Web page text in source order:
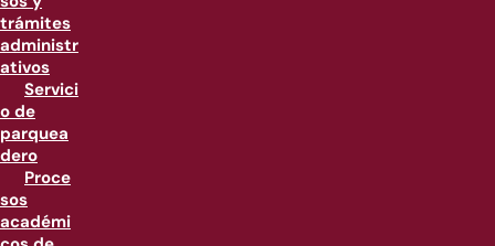
trámites
administr
ativos
Servici
o de
parquea
dero
Proce
sos
académi